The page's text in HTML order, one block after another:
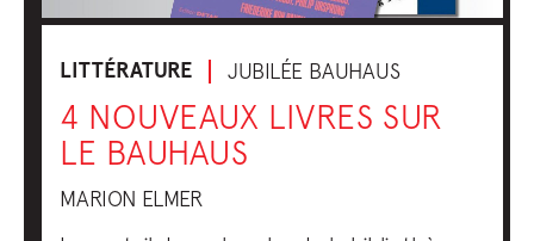
LITTÉRATURE JUBILÉE BAUHAUS
4 NOUVEAUX LIVRES SUR
LE BAUHAUS
MARION ELMER